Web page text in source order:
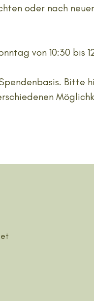
oder nach
von 10:30 bis
Bitte